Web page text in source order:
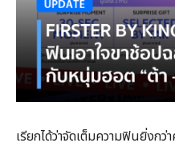
เรียกได้ว่าจัดเต็มความฟินยิ่งกว่